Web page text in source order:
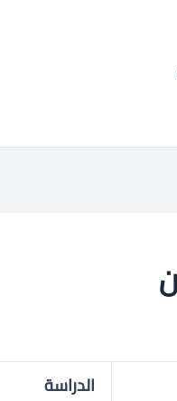
الدراسة